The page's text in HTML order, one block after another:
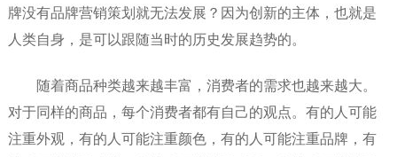
牌没有品牌营销策划就无法发展？因为创新的主体，也就是
人类自身，是可以跟随当时的历史发展趋势的。
随着商品种类越来越丰富，消费者的需求也越来越大。
对于同样的商品，每个消费者都有自己的观点。有的人可能
注重外观，有的人可能注重颜色，有的人可能注重品牌，有